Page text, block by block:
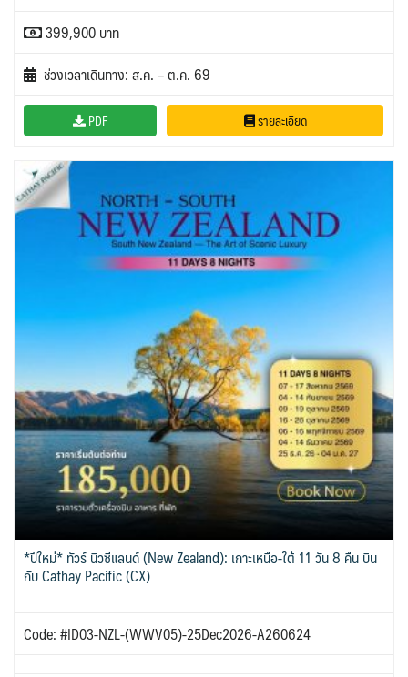
399,900 บาท
ช่วงเวลาเดินทาง: ส.ค. – ต.ค. 69
PDF รายละเอียด
*ปีใหม่* ทัวร์ นิวซีแลนด์ (New Zealand): เกาะเหนือ-ใต้ 11 วัน 8 คืน บิน
กับ Cathay Pacific (CX)
Code: #ID03-NZL-(WWV05)-25Dec2026-A260624